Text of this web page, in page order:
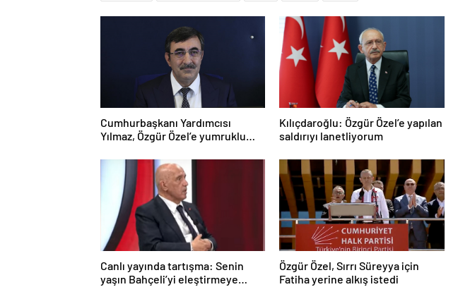
Cumhurbaşkanı Yardımcısı
Yılmaz, Özgür Özel’e yumruklu
Kılıçdaroğlu: Özgür Özel’e yapılan
saldırıyı lanetliyorum
Canlı yayında tartışma: Senin
yaşın Bahçeli’yi eleştirmeye
Özgür Özel, Sırrı Süreyya için
Fatiha yerine alkış istedi